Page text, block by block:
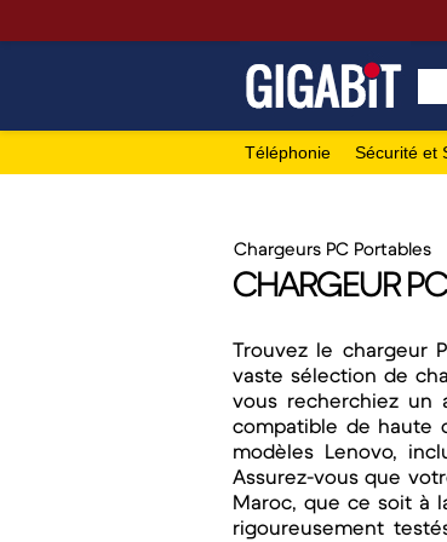
Téléphonie Sécurité et
Chargeurs PC Portables
CHARGEUR
Trouvez le chargeur
vaste sélection de
vous recherchiez un
compatible de haute
modèles Lenovo,
Assurez-vous que
Maroc, que ce soit à
rigoureusement